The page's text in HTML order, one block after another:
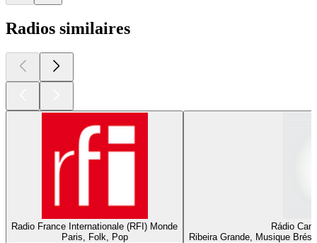
Radios similaires
Radio France Internationale (RFI) Monde
Paris, Folk, Pop
Rádio
Ribeira Grande, Musique